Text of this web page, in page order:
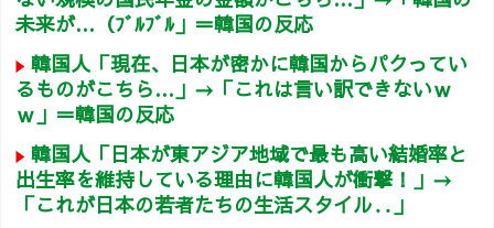
未来が…（ﾌﾞﾙﾌﾞﾙ」＝韓国の反応
韓国人「現在、日本が密かに韓国からパクってい
るものがこちら…」→「これは言い訳できないｗ
ｗ」＝韓国の反応
韓国人「日本が東アジア地域で最も高い結婚率と
出生率を維持している理由に韓国人が衝撃！」→
「これが日本の若者たちの生活スタイル‥」